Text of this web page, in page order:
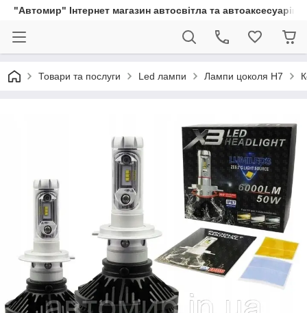
"Автомир" Інтернет магазин автосвітла та автоаксесуарів
Товари та послуги Led лампи Лампи цоколя H7